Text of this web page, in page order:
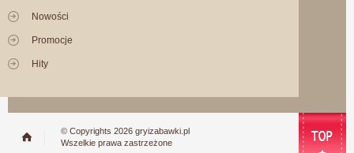
Nowości
Promocje
Hity
© Copyrights 2026 gryizabawki.pl
Wszelkie prawa zastrzeżone